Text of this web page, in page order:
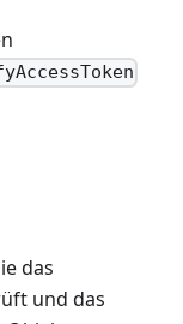
das
und das